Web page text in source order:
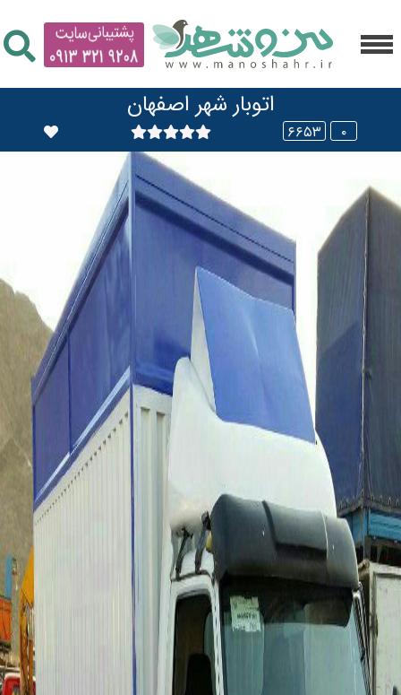
اتوبار شهر اصفهان
۰ ۶۶۵۳